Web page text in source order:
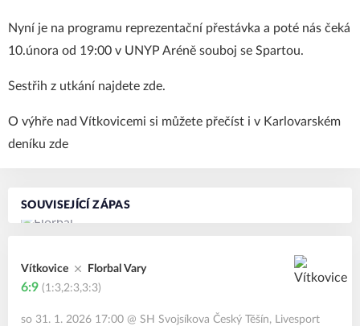
SOUVISEJÍCÍ ZÁPAS
Vítkovice Florbal Vary
6:9 (1:3,2:3,3:3)
so 31. 1. 2026 17:00 @ SH Svojsíkova Český Těšín, Livesport
Nyní je na programu reprezentační přestávka a poté nás čeká
10.února od 19:00 v UNYP Aréně souboj se Spartou.
Sestřih z utkání najdete zde.
O výhře nad Vítkovicemi si můžete přečíst i v Karlovarském
deníku zde